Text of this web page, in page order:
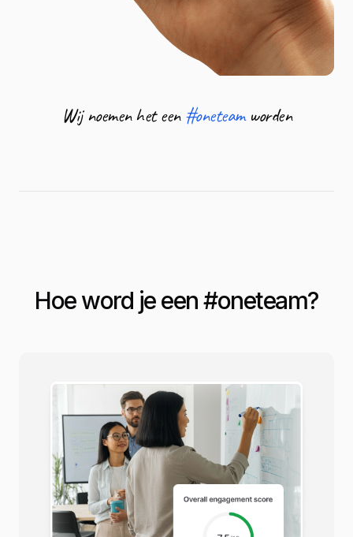
Wij noemen het een #oneteam worden
Hoe word je een #oneteam?